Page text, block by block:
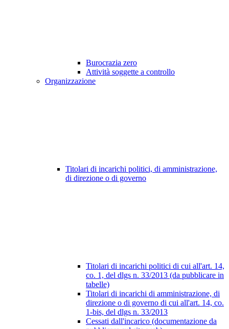
Burocrazia zero
Attività soggette a controllo
Organizzazione
Titolari di incarichi politici, di amministrazione,
di direzione o di governo
Titolari di incarichi politici di cui all'art. 14,
co. 1, del dlgs n. 33/2013 (da pubblicare in
tabelle)
Titolari di incarichi di amministrazione, di
direzione o di governo di cui all'art. 14, co.
1-bis, del dlgs n. 33/2013
Cessati dall'incarico (documentazione da